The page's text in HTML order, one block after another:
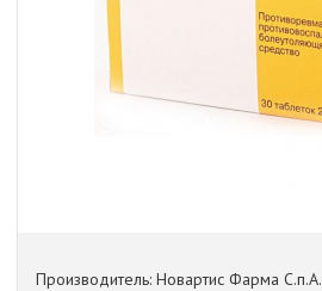
Производитель: Новартис Фарма С.п.А.